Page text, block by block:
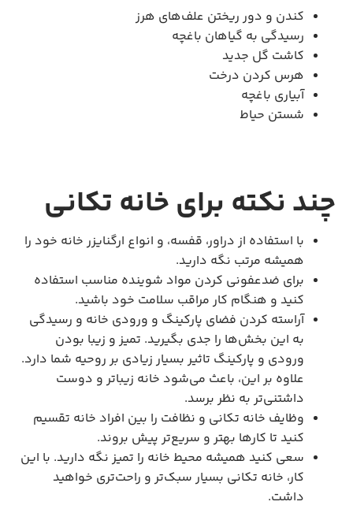
کندن و دور ریختن علف‌های هرز
رسیدگی به گیاهان باغچه
کاشت گل جدید
هرس کردن درخت
آبیاری باغچه
شستن حیاط
چند نکته برای خانه تکانی
با استفاده از دراور، قفسه، و انواع ارگنایزر خانه خود را
همیشه مرتب نگه دارید.
برای ضدعفونی کردن مواد شوینده مناسب استفاده
کنید و هنگام کار مراقب سلامت خود باشید.
آراسته کردن فضای پارکینگ و ورودی خانه و رسیدگی
به این بخش‌ها را جدی بگیرید. تمیز و زیبا بودن
ورودی و پارکینگ تاثیر بسیار زیادی بر روحیه شما دارد.
علاوه بر این، باعث می‌شود خانه زیبا‌تر و دوست
داشتنی‌تر به نظر برسد.
وظایف خانه تکانی و نظافت را بین افراد خانه تقسیم
کنید تا کارها بهتر و سریع‌تر پیش بروند.
سعی کنید همیشه محیط خانه را تمیز نگه دارید. با این
کار، خانه تکانی بسیار سبک‌تر و راحت‌تری خواهید
داشت.